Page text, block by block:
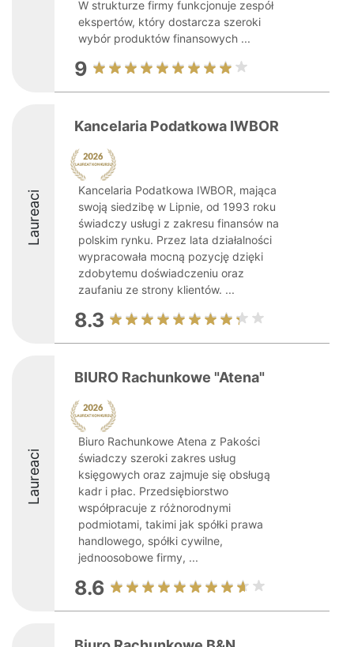
W strukturze firmy funkcjonuje zespół
ekspertów, który dostarcza szeroki
wybór produktów finansowych ...
9
Laureaci
Kancelaria Podatkowa IWBOR
Kancelaria Podatkowa IWBOR, mająca
swoją siedzibę w Lipnie, od 1993 roku
świadczy usługi z zakresu finansów na
polskim rynku. Przez lata działalności
wypracowała mocną pozycję dzięki
zdobytemu doświadczeniu oraz
zaufaniu ze strony klientów. ...
8.3
Laureaci
BIURO Rachunkowe "Atena"
Biuro Rachunkowe Atena z Pakości
świadczy szeroki zakres usług
księgowych oraz zajmuje się obsługą
kadr i płac. Przedsiębiorstwo
współpracuje z różnorodnymi
podmiotami, takimi jak spółki prawa
handlowego, spółki cywilne,
jednoosobowe firmy, ...
8.6